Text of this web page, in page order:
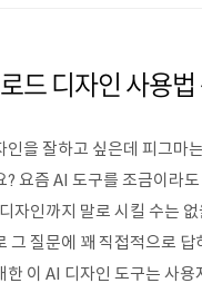
드 디자인 사용
인을 잘하고 싶은데 피그마
? 요즘 AI 도구를 조금이라
자인까지 말로 시킬 수는 없
그 질문에 꽤 직접적으로
한 이 AI 디자인 도구는 사